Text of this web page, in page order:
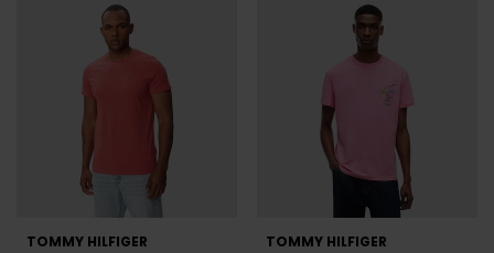
TOMMY HILFIGER
TOMMY HILFIGER